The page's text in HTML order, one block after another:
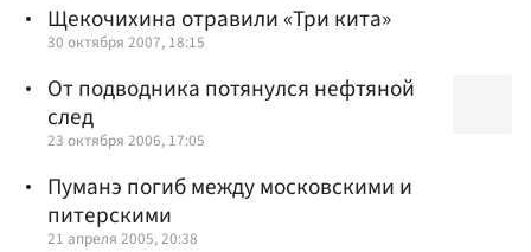
Щекочихина отравили «Три кита»
30 октября 2007, 18:15
От подводника потянулся нефтяной
след
23 октября 2006, 17:05
Пуманэ погиб между московскими и
питерскими
21 апреля 2005, 20:38